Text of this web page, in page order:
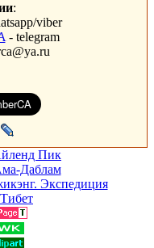
:
viber
- telegram